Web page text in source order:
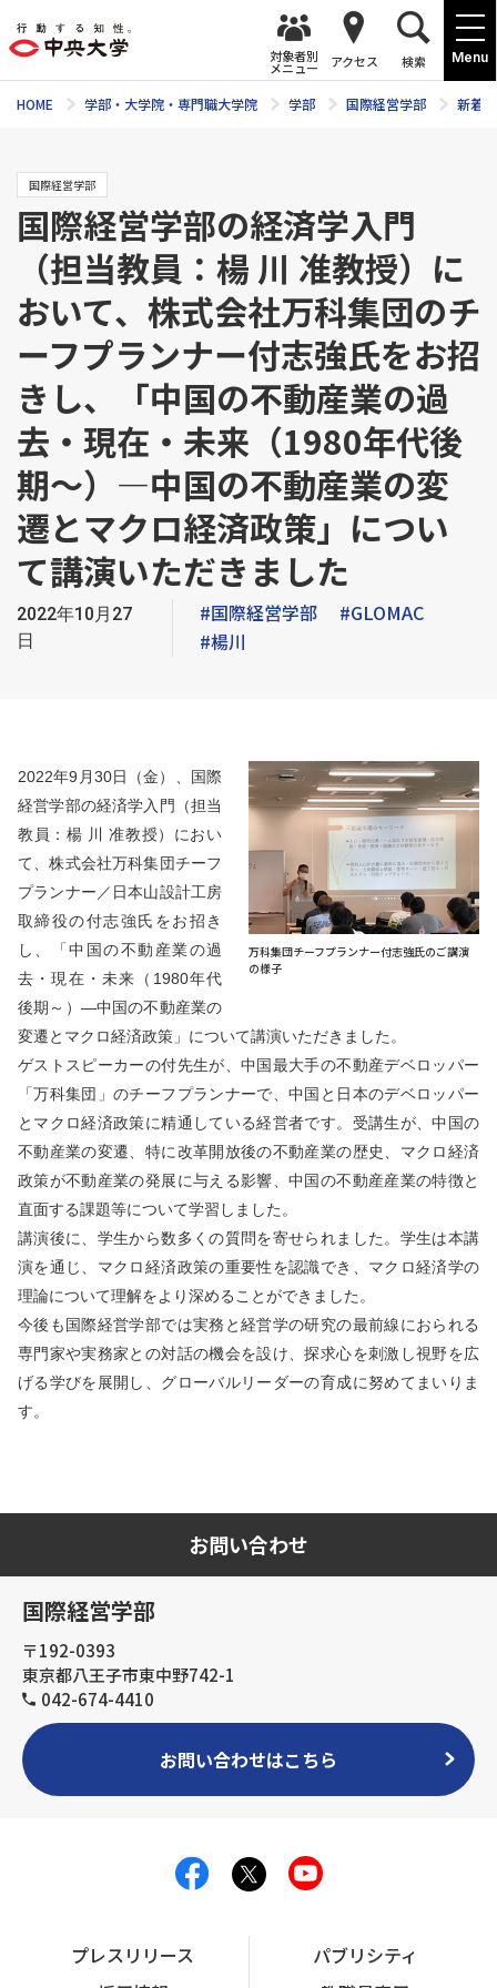
Menu
対象者別
メニュー アクセス 検索
HOME 学部・大学院・専門職大学院 学部 国際経営学部 新着
国際経営学部
国際経営学部の経済学入門
（担当教員：楊 川 准教授）に
おいて、株式会社万科集団のチ
ーフプランナー付志強氏をお招
きし、「中国の不動産業の過
去・現在・未来（1980年代後
期～）―中国の不動産業の変
遷とマクロ経済政策」につい
て講演いただきました
2022年10月27
日
#国際経営学部
#GLOMAC
#楊川
万科集団チーフプランナー付志強氏のご講演
の様子
2022年9月30日（金）、国際
経営学部の経済学入門（担当
教員：楊 川 准教授）におい
て、株式会社万科集団チーフ
プランナー／日本山設計工房
取締役の付志強氏をお招き
し、「中国の不動産業の過
去・現在・未来（1980年代
後期～）―中国の不動産業の
変遷とマクロ経済政策」について講演いただきました。
ゲストスピーカーの付先生が、中国最大手の不動産デベロッパー
「万科集団」のチーフプランナーで、中国と日本のデベロッパー
とマクロ経済政策に精通している経営者です。受講生が、中国の
不動産業の変遷、特に改革開放後の不動産業の歴史、マクロ経済
政策が不動産業の発展に与える影響、中国の不動産産業の特徴と
直面する課題等について学習しました。
講演後に、学生から数多くの質問を寄せられました。学生は本講
演を通じ、マクロ経済政策の重要性を認識でき、マクロ経済学の
理論について理解をより深めることができました。
今後も国際経営学部では実務と経営学の研究の最前線におられる
専門家や実務家との対話の機会を設け、探求心を刺激し視野を広
げる学びを展開し、グローバルリーダーの育成に努めてまいりま
す。
お問い合わせ
国際経営学部
〒192-0393
東京都八王子市東中野742-1
042-674-4410
お問い合わせはこちら
プレスリリース
パブリシティ